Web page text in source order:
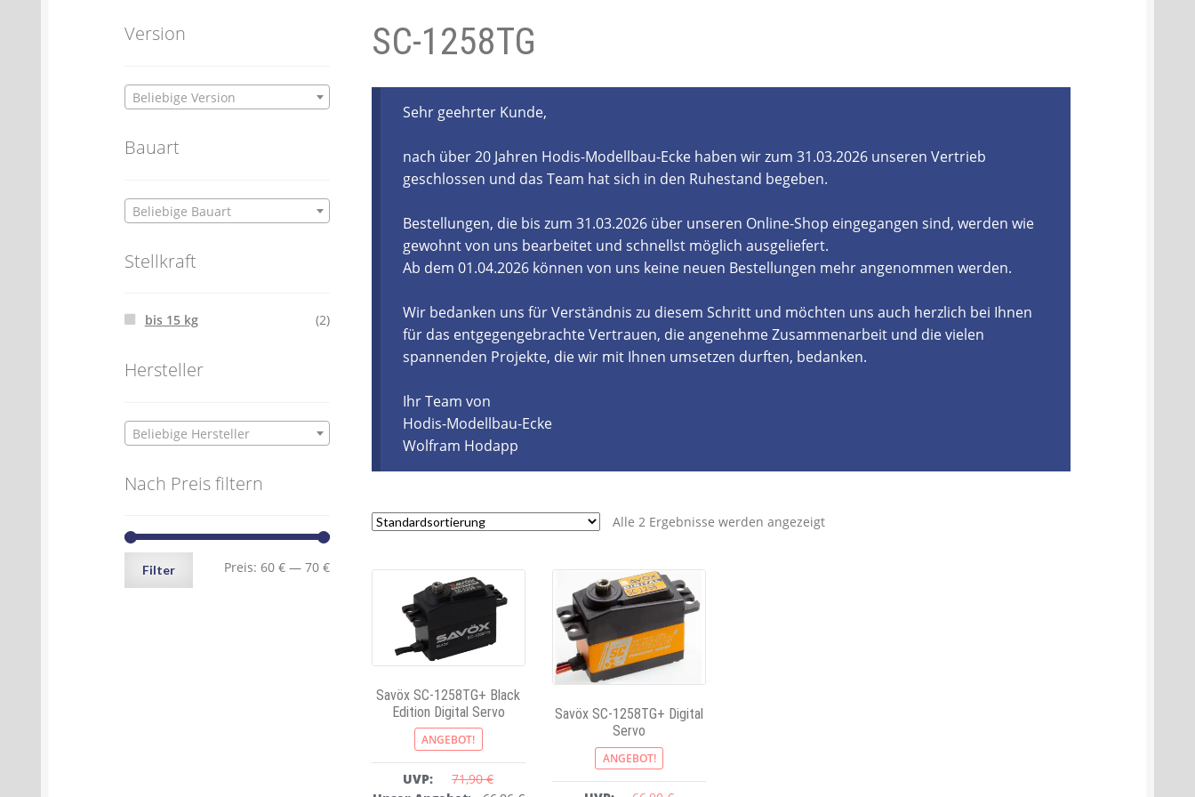
Batterien- und Akku Verordnung Elektro- und Elektronikgeräte Verordnung
SC-1258TG
Sehr geehrter Kunde,
nach über 20 Jahren Hodis-Modellbau-Ecke haben wir zum 31.03.2026 unseren Vertrieb
geschlossen und das Team hat sich in den Ruhestand begeben.
Bestellungen, die bis zum 31.03.2026 über unseren Online-Shop eingegangen sind, werden wie
gewohnt von uns bearbeitet und schnellst möglich ausgeliefert.
Ab dem 01.04.2026 können von uns keine neuen Bestellungen mehr angenommen werden.
Wir bedanken uns für Verständnis zu diesem Schritt und möchten uns auch herzlich bei Ihnen
für das entgegengebrachte Vertrauen, die angenehme Zusammenarbeit und die vielen
spannenden Projekte, die wir mit Ihnen umsetzen durften, bedanken.
Ihr Team von
Hodis-Modellbau-Ecke
Wolfram Hodapp
Alle 2 Ergebnisse werden angezeigt
Savöx SC-1258TG+ Black
Edition Digital Servo
ANGEBOT!
UVP: 71,90 €
Savöx SC-1258TG+ Digital
Servo
ANGEBOT!
Version
Beliebige Version
Bauart
Beliebige Bauart
Stellkraft
bis 15 kg (2)
Hersteller
Beliebige Hersteller
Nach Preis filtern
Min.
Max.
Filter Preis:60 € —70 €